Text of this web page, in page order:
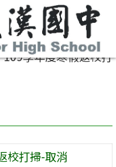
109學年度寒假返校打
校打掃-取消